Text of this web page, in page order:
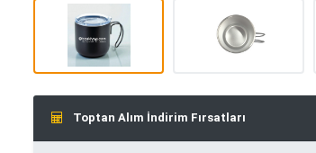
Toptan Alım İndirim Fırsatları